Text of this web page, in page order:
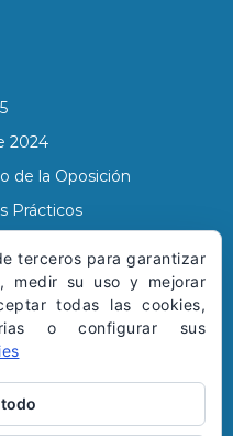
2024
de la Oposición
Prácticos
NOTICIAS
terceros para garantizar
medir su uso y mejorar
todas las cookies,
o configurar sus